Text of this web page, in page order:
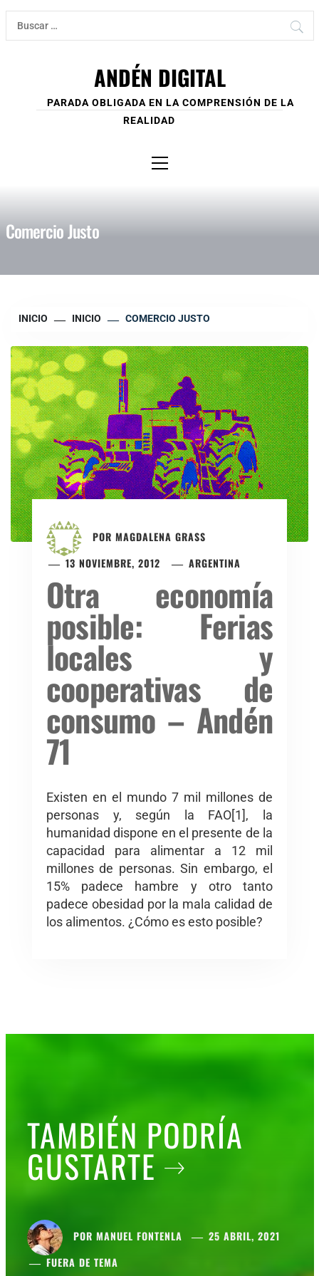
Ir
contenido
Buscar:
ANDÉN DIGITAL
PARADA OBLIGADA EN LA COMPRENSIÓN DE LA
REALIDAD
principal
Comercio Justo
INICIO INICIO COMERCIO JUSTO
POR MAGDALENA GRASS
13 NOVIEMBRE, 2012
ARGENTINA
Otra economía
posible: Ferias
locales y
cooperativas de
consumo – Andén
71
Existen en el mundo 7 mil millones de
personas y, según la FAO[1], la
humanidad dispone en el presente de la
capacidad para alimentar a 12 mil
millones de personas. Sin embargo, el
15% padece hambre y otro tanto
padece obesidad por la mala calidad de
los alimentos. ¿Cómo es esto posible?
TAMBIÉN PODRÍA
GUSTARTE
POR MANUEL FONTENLA
25 ABRIL, 2021
FUERA DE TEMA